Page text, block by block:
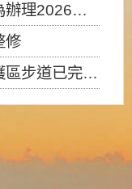
戒及協調相關事宜，因颱風備案事宜
修
起恢復開放入園，歡迎民眾依規定申請入園....